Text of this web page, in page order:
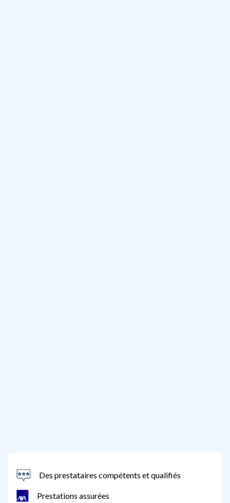
Des prestataires compétents et qualifiés
Prestations assurées